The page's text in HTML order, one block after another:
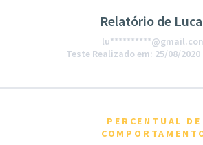
Relatório de
Teste Realizado em: 25/08/2020
PERCENTUAL DE